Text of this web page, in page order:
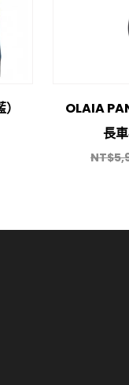
OLAIA
長
NT$